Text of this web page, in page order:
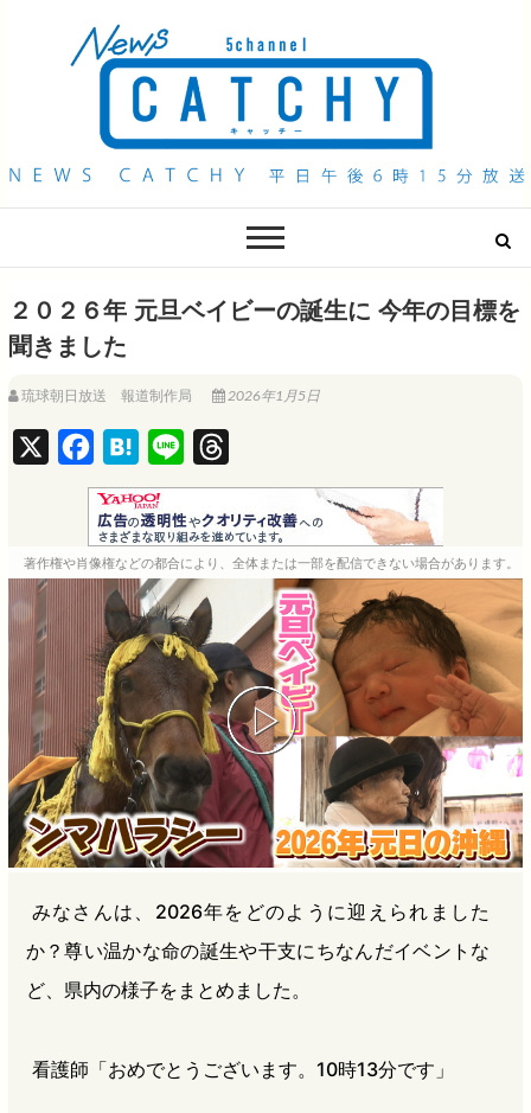
QAB NEWS Headline
２０２６年 元旦ベイビーの誕生に 今年の目標を
聞きました
琉球朝日放送 報道制作局 2026年1月5日
a
c
e
o
k
H
a
t
e
n
a
i
n
e
h
r
e
著作権や肖像権などの都合により、全体または一部を配信できない場合があります。
みなさんは、2026年をどのように迎えられました
か？尊い温かな命の誕生や干支にちなんだイベントな
ど、県内の様子をまとめました。
看護師「おめでとうございます。10時13分です」